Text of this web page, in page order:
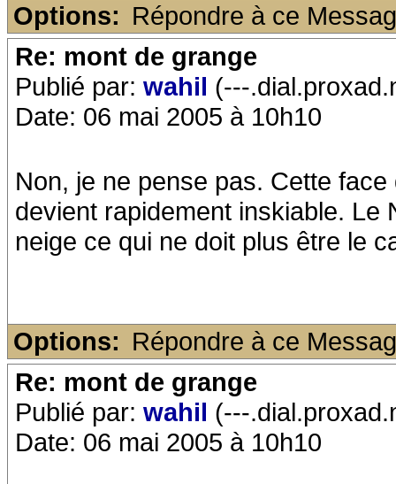
Options: Répondre à ce
Re: mont de grange
Publié par: wahil (---
Date: 06 mai 2005 à 10h10
Non, je ne pense pas. Cette
devient rapidement inskiable. Le
neige ce qui ne doit plus être le
Options: Répondre à ce
Re: mont de grange
Publié par: wahil (---
Date: 06 mai 2005 à 10h10